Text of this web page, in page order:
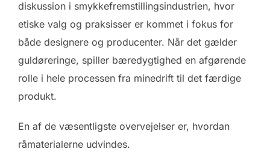
diskussion i smykkefremstillingsindustrien, hvor
etiske valg og praksisser er kommet i fokus for
både designere og producenter. Når det gælder
guldøreringe, spiller bæredygtighed en afgørende
rolle i hele processen fra minedrift til det færdige
produkt.
En af de væsentligste overvejelser er, hvordan
råmaterialerne udvindes.